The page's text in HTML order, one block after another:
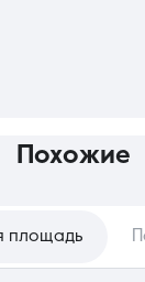
трат.похожие
площадь